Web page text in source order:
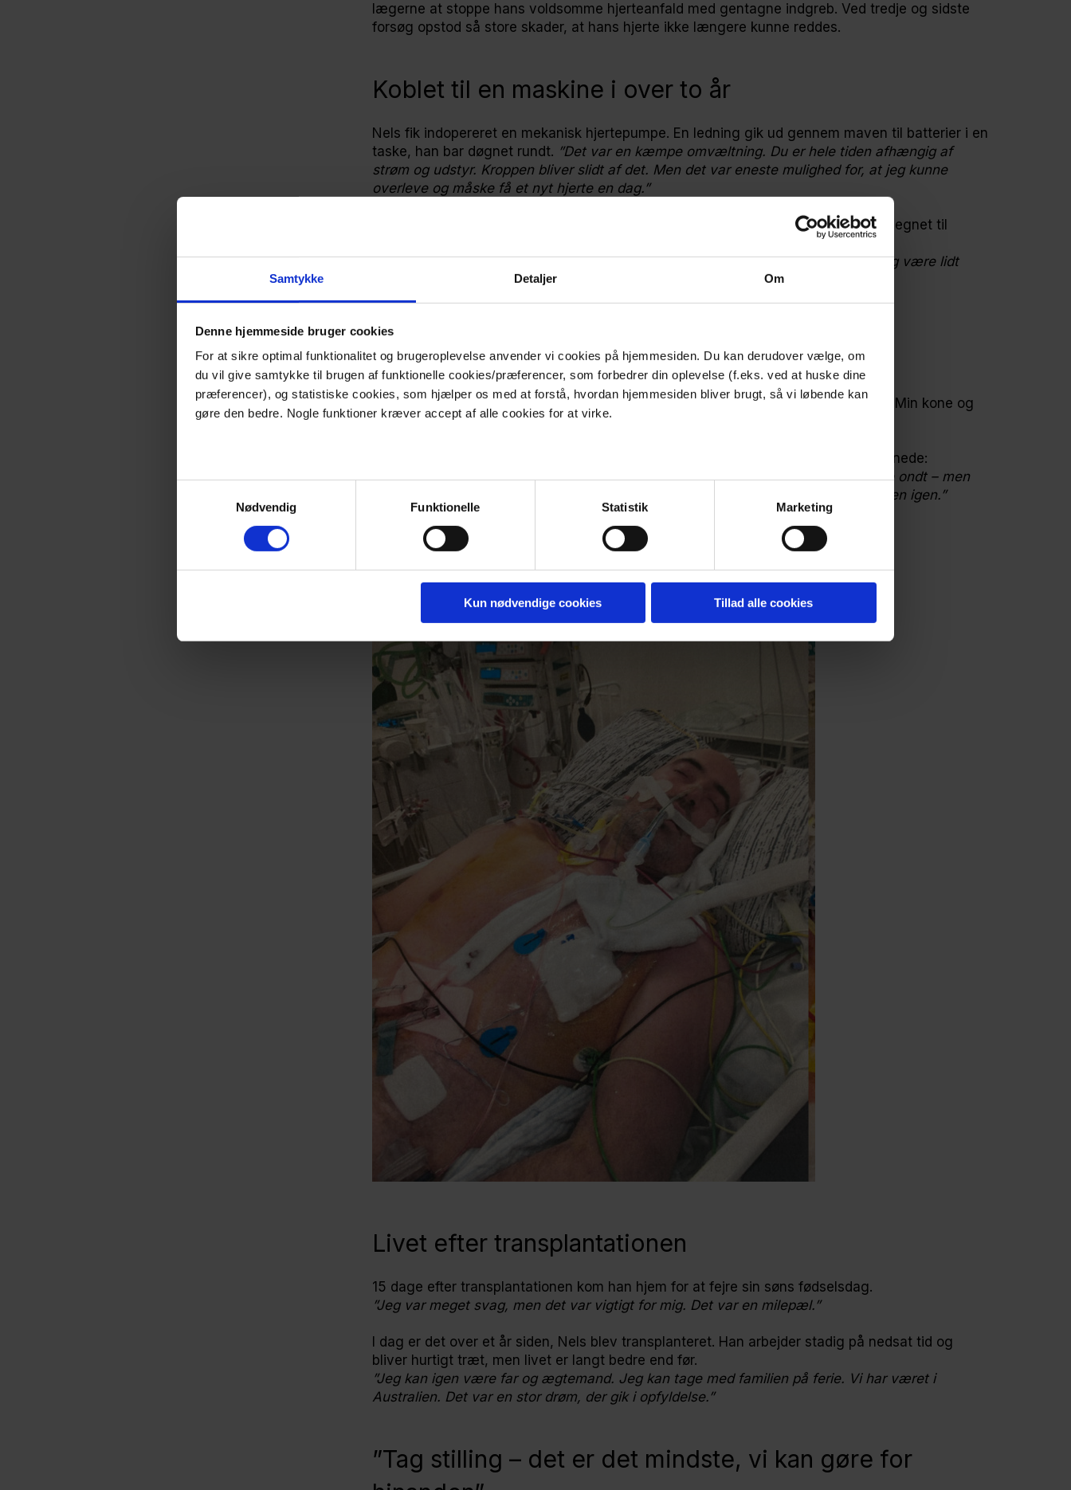
Samtykke Detaljer Om
Denne hjemmeside bruger cookies
For at sikre optimal funktionalitet og brugeroplevelse anvender vi cookies på hjemmesiden. Du kan derudover vælge, om
du vil give samtykke til brugen af funktionelle cookies/præferencer, som forbedrer din oplevelse (f.eks. ved at huske dine
præferencer), og statistiske cookies, som hjælper os med at forstå, hvordan hjemmesiden bliver brugt, så vi løbende kan
gøre den bedre. Nogle funktioner kræver accept af alle cookies for at virke.
Nødvendig
Funktionelle Statistik Marketing
Kun nødvendige cookies Tillad alle cookies
lægerne at stoppe hans voldsomme hjerteanfald med gentagne indgreb. Ved tredje og sidste
forsøg opstod så store skader, at hans hjerte ikke længere kunne reddes.
Koblet til en maskine i over to år
Nels fik indopereret en mekanisk hjertepumpe. En ledning gik ud gennem maven til batterier i en
taske, han bar døgnet rundt. ”Det var en kæmpe omvæltning. Du er hele tiden afhængig af
strøm og udstyr. Kroppen bliver slidt af det. Men det var eneste mulighed for, at jeg kunne
overleve og måske få et nyt hjerte en dag.”
I over to år levede Nels med pumpen og måtte holde sig fysisk i form for at være egnet til
”Jeg forsøgte at få det bedste ud af det. Vi kunne ikke rejse, men jeg kunne stadig være lidt
aktiv med familien. Jeg ville ikke bare sidde og være trist. Det nytter ikke noget.”
Opkaldet, der ændrede alt
Ventetiden sluttede med et opkald under en middag hos svigerforældrene.
Det var fra hospitalet ”Så er det nu,” sagde de. Jeg blev både nervøs og lykkelig. Min kone og
jeg pakkede tasken og tog afsked. Det føltes, som om vi begge var klar
Efter operationen lå Nels i koma i fem dage, men han husker tydeligt, da han vågnede:
”Jeg kunne mærke hjertet banke. Det havde jeg ikke prøvet i over ti år. Det gjorde ondt – men
det var en fantastisk fornemmelse. Man kunne mærke varmen komme ud i kroppen igen.”
Livet efter transplantationen
15 dage efter transplantationen kom han hjem for at fejre sin søns fødselsdag.
”Jeg var meget svag, men det var vigtigt for mig. Det var en milepæl.”
I dag er det over et år siden, Nels blev transplanteret. Han arbejder stadig på nedsat tid og
bliver hurtigt træt, men livet er langt bedre end før.
”Jeg kan igen være far og ægtemand. Jeg kan tage med familien på ferie. Vi har været i
Australien. Det var en stor drøm, der gik i opfyldelse.”
”Tag stilling – det er det mindste, vi kan gøre for